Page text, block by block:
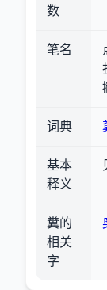
数
笔名
词典
基本
释义
糞的
相关
字